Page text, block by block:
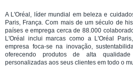
A L'Oréal, líder mundial em beleza e
Paris, França. Com mais de um século de
países e emprega cerca de 88.000
L'Oréal inclui marcas como a L'Oréal
empresa foca-se na inovação,
oferecendo produtos de alta
personalizadas aos seus clientes em todo o